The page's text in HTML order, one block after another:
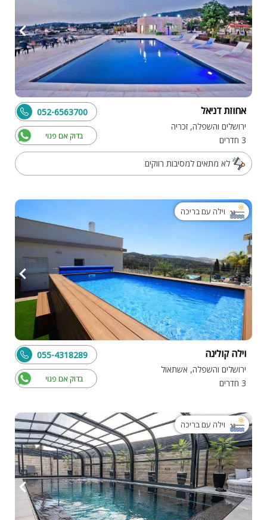
אחוזת דניאל
ירושלים והשפלה, זכריה
3 חדרים
בדוק אם פנוי
052-6563700
לא מתאים למסיבות רווקים
וילה עם בריכה
וילה קולינה
ירושלים והשפלה, אשתאול
3 חדרים
בדוק אם פנוי
055-4318289
וילה עם בריכה